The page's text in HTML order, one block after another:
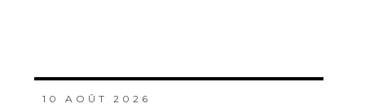
10 AOÛT 2026